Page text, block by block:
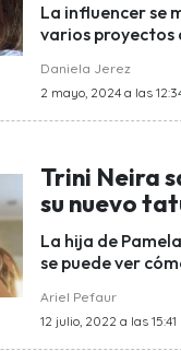
La influencer se
varios proyectos
Daniela Jerez
2 mayo, 2024 a las
Trini Neira
su nuevo
La hija de
se puede ver
Ariel Pefaur
12 julio, 2022 a las 15:41